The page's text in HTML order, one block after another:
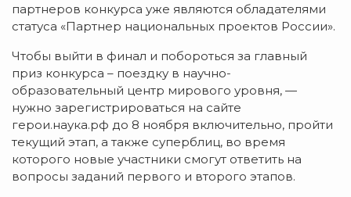
партнеров конкурса уже являются обладателями
статуса «Партнер национальных проектов России».
Чтобы выйти в финал и побороться за главный
приз конкурса – поездку в научно-
образовательный центр мирового уровня, —
нужно зарегистрироваться на сайте
герои.наука.рф до 8 ноября включительно, пройти
текущий этап, а также суперблиц, во время
которого новые участники смогут ответить на
вопросы заданий первого и второго этапов.